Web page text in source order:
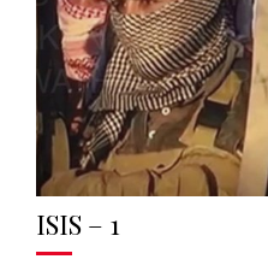
ISIS – 1